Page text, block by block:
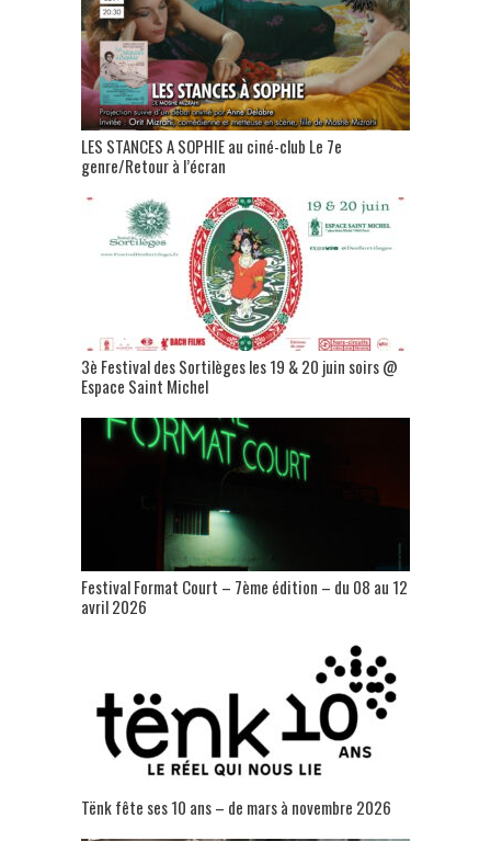
LES STANCES A SOPHIE au ciné-club Le 7e
genre/Retour à l’écran
3è Festival des Sortilèges les 19 & 20 juin soirs @
Espace Saint Michel
Festival Format Court – 7ème édition – du 08 au 12
avril 2026
Tënk fête ses 10 ans – de mars à novembre 2026